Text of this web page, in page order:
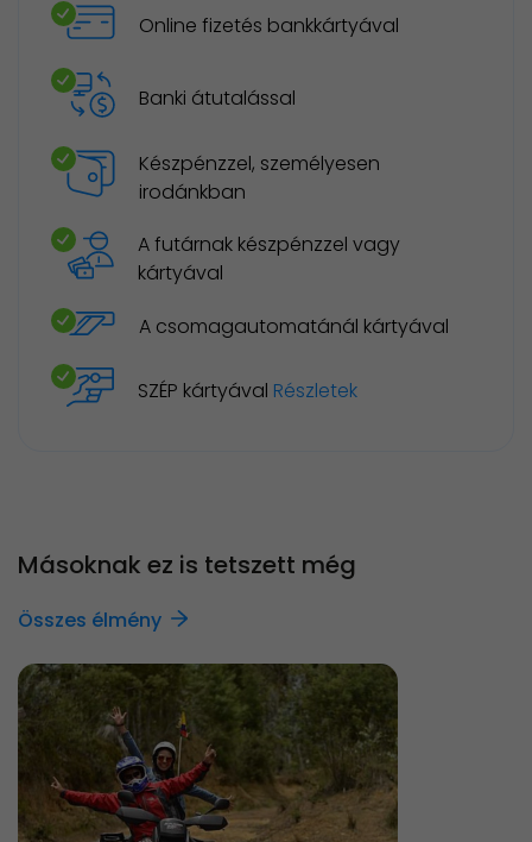
Online fizetés bankkártyával
Banki átutalással
Készpénzzel, személyesen
irodánkban
A futárnak készpénzzel vagy
kártyával
A csomagautomatánál kártyával
SZÉP kártyával Részletek
Másoknak ez is tetszett még
Összes élmény